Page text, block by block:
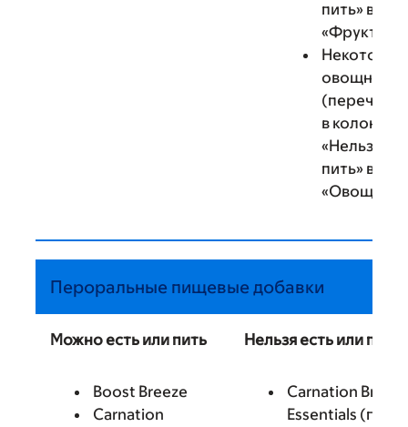
пить» в
«Фрукты»)
Некоторые
овощные
в колонке
«Нельзя
пить» в
«Овощи»)
Пероральные пищевые добавки
Можно есть или пить
Boost Breeze
Carnation
Нельзя есть или пить
Carnation
Essentials